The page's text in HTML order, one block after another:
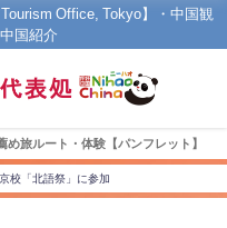
Office, Tokyo】・中国観
国紹介
め旅ルート・体験【パンフレット】
校「北語祭」に参加